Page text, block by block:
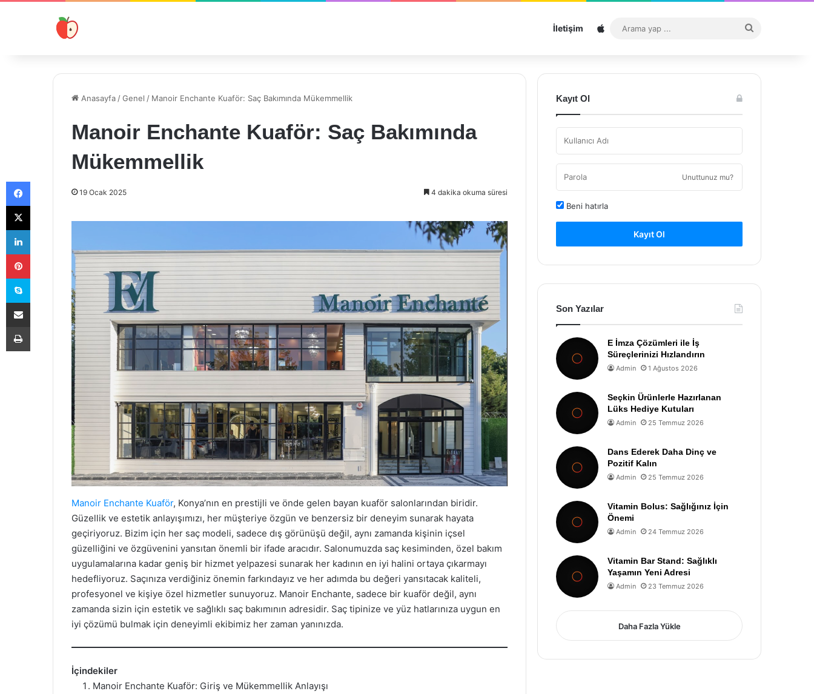
İletişim Sitemap
...
Anasayfa /Genel / Manoir Enchante Kuaför: Saç Bakımında Mükemmellik
Manoir Enchante Kuaför: Saç Bakımında
Mükemmellik
19 Ocak 2025 4 dakika okuma süresi
Manoir Enchante Kuaför, Konya’nın en prestijli ve önde gelen bayan kuaför salonlarından biridir.
Güzellik ve estetik anlayışımızı, her müşteriye özgün ve benzersiz bir deneyim sunarak hayata
geçiriyoruz. Bizim için her saç modeli, sadece dış görünüşü değil, aynı zamanda kişinin içsel
güzelliğini ve özgüvenini yansıtan önemli bir ifade aracıdır. Salonumuzda saç kesiminden, özel bakım
uygulamalarına kadar geniş bir hizmet yelpazesi sunarak her kadının en iyi halini ortaya çıkarmayı
hedefliyoruz. Saçınıza verdiğiniz önemin farkındayız ve her adımda bu değeri yansıtacak kaliteli,
profesyonel ve kişiye özel hizmetler sunuyoruz. Manoir Enchante, sadece bir kuaför değil, aynı
zamanda sizin için estetik ve sağlıklı saç bakımının adresidir. Saç tipinize ve yüz hatlarınıza uygun en
iyi çözümü bulmak için deneyimli ekibimiz her zaman yanınızda.
İçindekiler
Manoir Enchante Kuaför: Giriş ve Mükemmellik Anlayışı
Kayıt Ol
Unuttunuz mu?
Beni hatırla
Kayıt Ol
Son Yazılar
E İmza Çözümleri ile İş
Süreçlerinizi Hızlandırın
Admin 1 Ağustos 2026
Seçkin Ürünlerle Hazırlanan
Lüks Hediye Kutuları
Admin 25 Temmuz 2026
Dans Ederek Daha Dinç ve
Pozitif Kalın
Admin 25 Temmuz 2026
Vitamin Bolus: Sağlığınız İçin
Önemi
Admin 24 Temmuz 2026
Vitamin Bar Stand: Sağlıklı
Yaşamın Yeni Adresi
Admin 23 Temmuz 2026
Daha Fazla Yükle
Facebook
X
LinkedIn
Pinterest
Skype
E-Posta ile paylaş